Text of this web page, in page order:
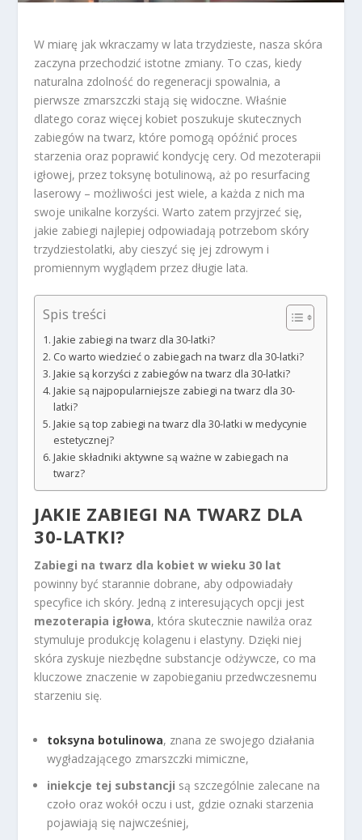
W miarę jak wkraczamy w lata trzydzieste, nasza skóra
zaczyna przechodzić istotne zmiany. To czas, kiedy
naturalna zdolność do regeneracji spowalnia, a
pierwsze zmarszczki stają się widoczne. Właśnie
dlatego coraz więcej kobiet poszukuje skutecznych
zabiegów na twarz, które pomogą opóźnić proces
starzenia oraz poprawić kondycję cery. Od mezoterapii
igłowej, przez toksynę botulinową, aż po resurfacing
laserowy – możliwości jest wiele, a każda z nich ma
swoje unikalne korzyści. Warto zatem przyjrzeć się,
jakie zabiegi najlepiej odpowiadają potrzebom skóry
trzydziestolatki, aby cieszyć się jej zdrowym i
promiennym wyglądem przez długie lata.
Spis treści
Jakie zabiegi na twarz dla 30-latki?
Co warto wiedzieć o zabiegach na twarz dla 30-latki?
Jakie są korzyści z zabiegów na twarz dla 30-latki?
Jakie są najpopularniejsze zabiegi na twarz dla 30-
latki?
Jakie są top zabiegi na twarz dla 30-latki w medycynie
estetycznej?
Jakie składniki aktywne są ważne w zabiegach na
twarz?
JAKIE ZABIEGI NA TWARZ DLA
30-LATKI?
Zabiegi na twarz dla kobiet w wieku 30 lat
powinny być starannie dobrane, aby odpowiadały
specyfice ich skóry. Jedną z interesujących opcji jest
mezoterapia igłowa, która skutecznie nawilża oraz
stymuluje produkcję kolagenu i elastyny. Dzięki niej
skóra zyskuje niezbędne substancje odżywcze, co ma
kluczowe znaczenie w zapobieganiu przedwczesnemu
starzeniu się.
toksyna botulinowa, znana ze swojego działania
wygładzającego zmarszczki mimiczne,
iniekcje tej substancji są szczególnie zalecane na
czoło oraz wokół oczu i ust, gdzie oznaki starzenia
pojawiają się najwcześniej,